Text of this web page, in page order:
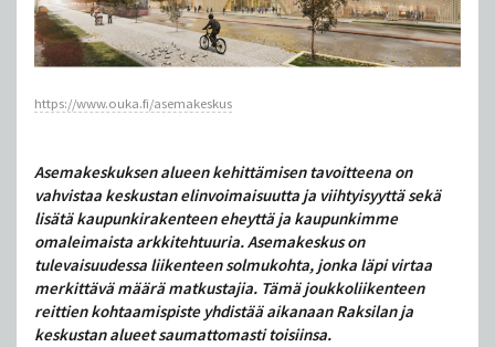
https://www.ouka.fi/asemakeskus
Asemakeskuksen alueen kehittämisen tavoitteena on
vahvistaa keskustan elinvoimaisuutta ja viihtyisyyttä sekä
lisätä kaupunkirakenteen eheyttä ja kaupunkimme
omaleimaista arkkitehtuuria. Asemakeskus on
tulevaisuudessa liikenteen solmukohta, jonka läpi virtaa
merkittävä määrä matkustajia. Tämä joukkoliikenteen
reittien kohtaamispiste yhdistää aikanaan Raksilan ja
keskustan alueet saumattomasti toisiinsa.